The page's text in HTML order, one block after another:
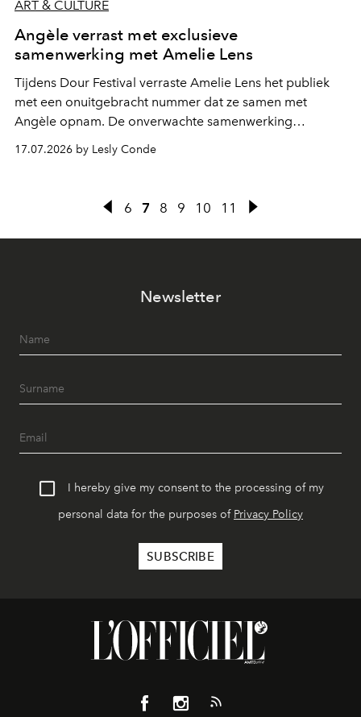
ART & CULTURE
Angèle verrast met exclusieve
samenwerking met Amelie Lens
Tijdens Dour Festival verraste Amelie Lens het publiek
met een onuitgebracht nummer dat ze samen met
Angèle opnam. De onverwachte samenwerking
bevestigt de elektronische koers die de Belgische
zangeres de voorbije maanden steeds nadrukkelijker
17.07.2026 by Lesly Conde
6 7 8 9 10 11
Newsletter
I hereby give my consent to the processing of my
personal data for the purposes of Privacy Policy